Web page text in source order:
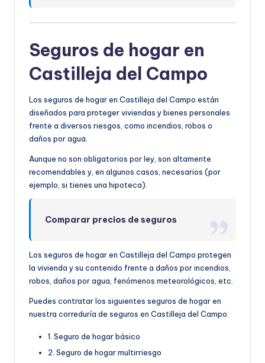
Seguros de hogar en
Castilleja del Campo
Los seguros de hogar en Castilleja del Campo están
diseñados para proteger viviendas y bienes personales
frente a diversos riesgos, como incendios, robos o
daños por agua.
Aunque no son obligatorios por ley, son altamente
recomendables y, en algunos casos, necesarios (por
ejemplo, si tienes una hipoteca).
Comparar precios de seguros
Los seguros de hogar en Castilleja del Campo protegen
la vivienda y su contenido frente a daños por incendios,
robos, daños por agua, fenómenos meteorológicos, etc.
Puedes contratar los siguientes seguros de hogar en
nuestra correduría de seguros en Castilleja del Campo:
1. Seguro de hogar básico
2. Seguro de hogar multirriesgo